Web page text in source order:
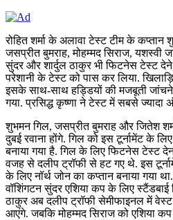
रोहित शर्मा के अलावा टेस्ट टीम के कप्तान
जसप्रीत बुमराह, मोहम्मद सिराज, यशस्वी
सुंदर और शार्दुल ठाकुर भी फिटनेस टेस्ट
परेशानी के टेस्ट को पास कर लिया.
इसके साथ-साथ हड्डियों की मजबूती
गया. प्रसिद्ध कृष्णा ने टेस्ट में सबसे ज्यादा
शुभमन गिल, जसप्रीत बुमराह और जितेश
दुबई रवाना होंगे. गिल को इस टूर्नामेंट के
बनाया गया है. गिल के लिए फिटनेस टेस्ट
वजह से दलीप ट्रॉफी से हट गए थे. इस
के लिए नॉर्थ जोन का कप्तान बनाया गया
वॉशिंगटन सुंदर एशिया कप के लिए स्टैंडबाई
ठाकुर अब दलीप ट्रॉफी सेमीफाइनल में
आएंगे. जबकि मोहम्मद सिराज को एशिया